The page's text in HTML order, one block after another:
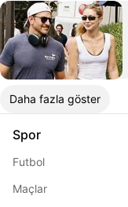
Daha fazla göster
Spor
Futbol
Maçlar